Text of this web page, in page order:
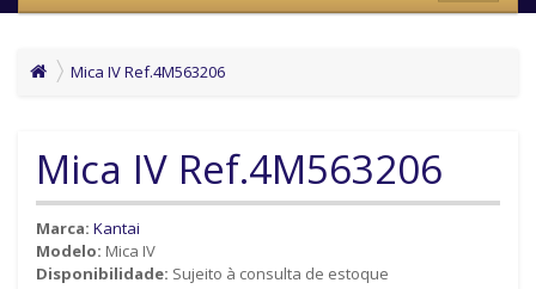
Mica IV Ref.4M563206
Mica IV Ref.4M563206
Marca: Kantai
Modelo: Mica IV
Disponibilidade: Sujeito à consulta de estoque